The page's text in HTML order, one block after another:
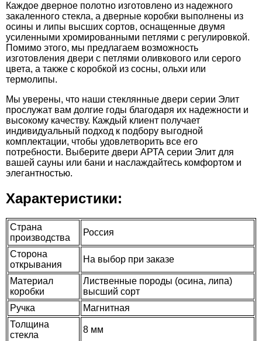
Каждое дверное полотно изготовлено из надежного
закаленного стекла, а дверные коробки выполнены из
осины и липы высших сортов, оснащенные двумя
усиленными хромированными петлями с регулировкой.
Помимо этого, мы предлагаем возможность
изготовления двери с петлями оливкового или серого
цвета, а также с коробкой из сосны, ольхи или
термолипы.
Мы уверены, что наши стеклянные двери серии Элит
прослужат вам долгие годы благодаря их надежности и
высокому качеству. Каждый клиент получает
индивидуальный подход к подбору выгодной
комплектации, чтобы удовлетворить все его
потребности. Выберите двери АРТА серии Элит для
вашей сауны или бани и наслаждайтесь комфортом и
элегантностью.
Характеристики:
Страна
производства
Россия
Сторона
открывания
На выбор при заказе
Материал
коробки
Лиственные породы (осина, липа)
высший сорт
Ручка
Магнитная
Толщина
стекла
8 мм